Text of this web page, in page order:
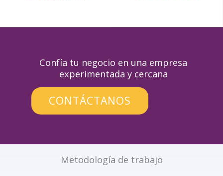
Confía tu negocio en una empresa
experimentada y cercana
CONTÁCTANOS
Metodología de trabajo